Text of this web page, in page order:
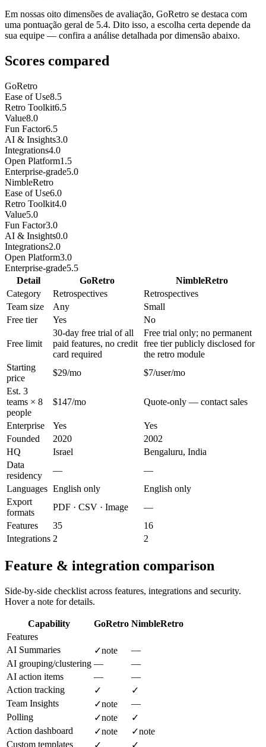
Em nossas oito dimensões de avaliação, GoRetro se destaca com
uma pontuação geral de 5.4. Dito isso, a escolha certa depende da
sua equipe — confira a análise detalhada por dimensão abaixo.
Scores compared
GoRetro
Ease of Use8.5
Retro Toolkit6.5
Value8.0
Fun Factor6.5
AI & Insights3.0
Integrations4.0
Open Platform1.5
Enterprise-grade5.0
NimbleRetro
Ease of Use6.0
Retro Toolkit4.0
Value5.0
Fun Factor3.0
AI & Insights0.0
Integrations2.0
Open Platform3.0
Enterprise-grade5.5
Detail
GoRetro
NimbleRetro
Category
Retrospectives
Retrospectives
Team size
Any
Small
Free tier
Yes No
Free limit
30-day free trial of all
paid features, no credit
card required
Free trial only; no permanent
free tier publicly disclosed for
the retro module
Starting
price
$29/mo
$7/user/mo
Est. 3
teams × 8
people
$147/mo Quote-only — contact sales
Enterprise Yes
Yes
Founded
2020
2002
HQ
Israel
Bengaluru, India
Data
residency
—
—
Languages English only
English only
Export
formats
PDF · CSV · Image
—
Features
35
16
Integrations 2 2
Feature & integration comparison
Side-by-side checklist across features, integrations and security.
Hover a note for details.
Capability GoRetro NimbleRetro
Features
AI Summaries
✓note
—
AI grouping/clustering —
—
AI action items
—
—
Action tracking
✓
✓
Team Insights
✓note
—
Polling
✓note
✓
Action dashboard
✓note ✓note
Custom templates
✓ ✓